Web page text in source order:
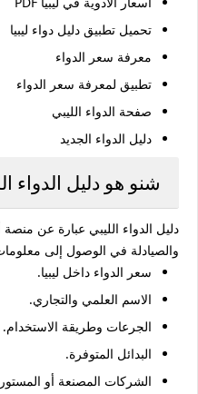
تحميل تطبيق دليل دواء ليبيا
معرفة سعر الدواء
تطبيق لمعرفة سعر الدواء
صفحة الدواء الليبي
دليل الدواء الجديد
شنو هو دليل الدواء
دليل الدواء الليبي عبارة عن
والصيادلة في الوصول إلى
سعر الدواء داخل ليبيا.
الاسم العلمي والتجاري.
الجرعات وطريقة الاستخدام.
البدائل المتوفرة.
الشركات المصنعة أو